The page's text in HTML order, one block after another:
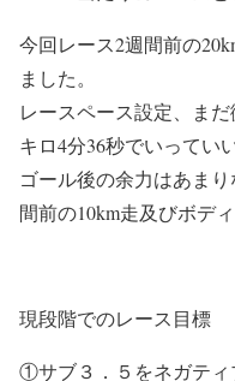
今回レース2週間前の
ました。
レースペース設定、まだ
キロ4分36秒でいってい
ゴール後の余力はあま
間前の10km走及びボデ
現段階でのレース目標
①サブ３．５をネガティ